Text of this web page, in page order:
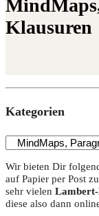
Klausuren
Kate­go­rien
Wir bie­ten Dir
auf Papier per Post
sehr vie­len
die­se also dann